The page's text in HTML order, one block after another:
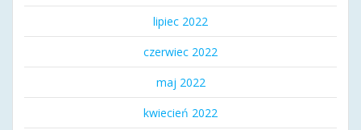
lipiec 2022
czerwiec 2022
maj 2022
kwiecień 2022